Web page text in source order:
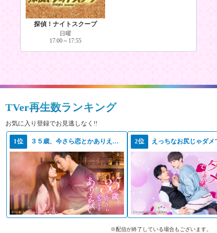
探偵！ナイトスクープ
日曜
17:00～17:55
TVer再生数ランキング
お気に入り登録でお見逃しなく!!
1位 ３５歳、今さら恋とかありえない 2位 えっちなお尻じゃダメ
※配信が終了している場合もございます。